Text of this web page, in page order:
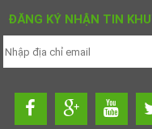
ĐĂNG KÝ NHẬN TIN